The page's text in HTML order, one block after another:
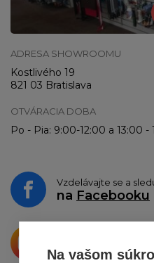
Na vašom
ADRESA SHOWROOMU
Kostlivého 19
821 03 Bratislava
OTVÁRACIA DOBA
Po - Pia: 9:00-12:00 a 13:00 -
Vzdelávajte se a
na Facebooku
o zdieľanie na